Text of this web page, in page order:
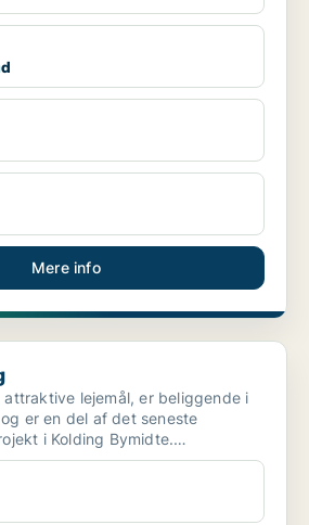
Mere info
attraktive lejemål, er beliggende i
er en del af det seneste
i Kolding Bymidte.